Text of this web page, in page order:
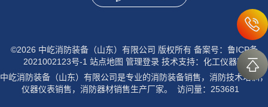
©2026 中屹消防装备（山东）有限公司 版权所有 备案号：鲁ICP备
2021002123号-1 站点地图 管理登录技术支持： 化工仪器网
中屹消防装备（山东）有限公司是专业的消防装备销售，消防技术培训，
仪器仪表销售，消防器材销售生产厂家。 访问量：253681